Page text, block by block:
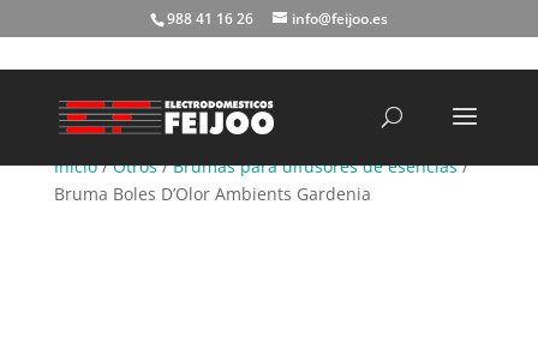
988 41 16 26 info@feijoo.es
Inicio/Otros/Brumas para difusores de esencias/
Bruma Boles D’Olor Ambients Gardenia